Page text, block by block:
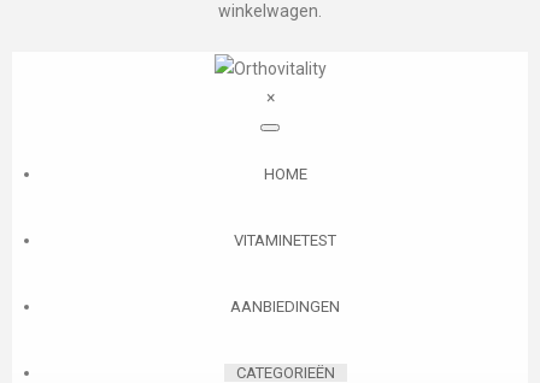
winkelwagen.
×
HOME
VITAMINETEST
AANBIEDINGEN
CATEGORIEËN